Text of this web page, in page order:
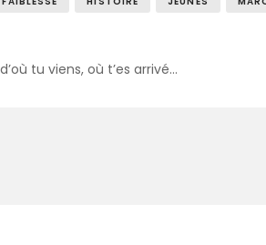
tu viens, où t’es arrivé…